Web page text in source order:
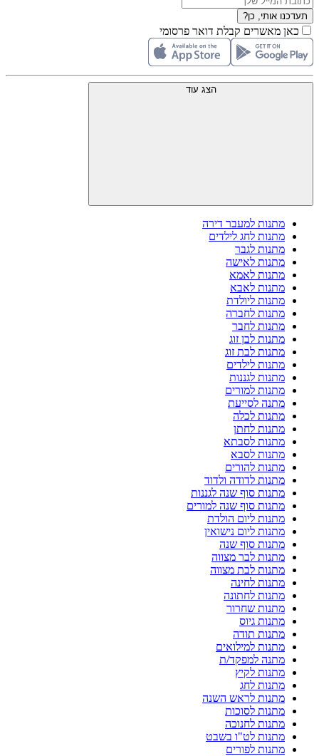
תעדכנו אותי, כן?
כאן מאשרים קבלת דואר פרסומי
הצג עוד
מתנות למעבר דירה
מתנות לחג לילדים
מתנות לגבר
מתנות לאישה
מתנות לאמא
מתנות לאבא
מתנות ליולדת
מתנות לחברה
מתנות לחבר
מתנות לבן זוג
מתנות לבת זוג
מתנות לילדים
מתנות לגננות
מתנות למורים
מתנה לסייעת
מתנות לכלה
מתנות לחתן
מתנות לסבתא
מתנות לסבא
מתנות להורים
מתנות לדודה ולדוד
מתנות סוף שנה לגננות
מתנות סוף שנה למורים
מתנות ליום הולדת
מתנות ליום נישואין
מתנות סוף שנה
מתנות לבר מצווה
מתנות לבת מצווה
מתנות לחינה
מתנות לחתונה
מתנות שחרור
מתנות גיוס
מתנות תודה
מתנות למילואים
מתנה למפקד/ת
מתנות לקיץ
מתנות לחג
מתנות לראש השנה
מתנות לסוכות
מתנות לחנוכה
מתנות לט"ו בשבט
מתנות לפורים